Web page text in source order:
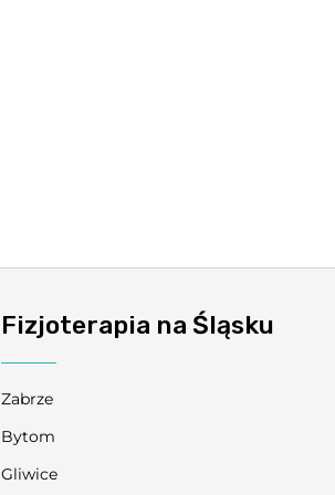
Fizjoterapia na Śląsku
Zabrze
Bytom
Gliwice